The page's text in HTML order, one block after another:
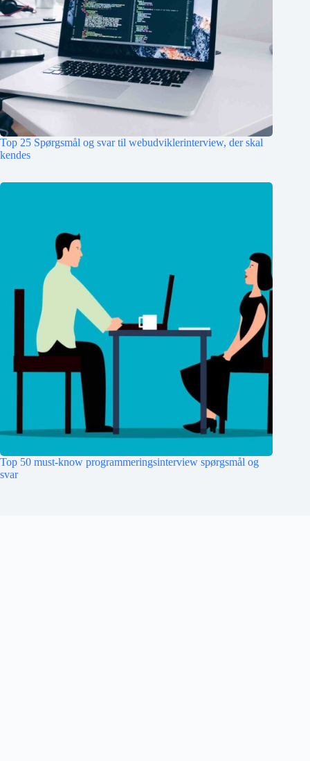
Top 25 Spørgsmål og svar til webudviklerinterview, der skal
kendes
Top 50 must-know programmeringsinterview spørgsmål og
svar